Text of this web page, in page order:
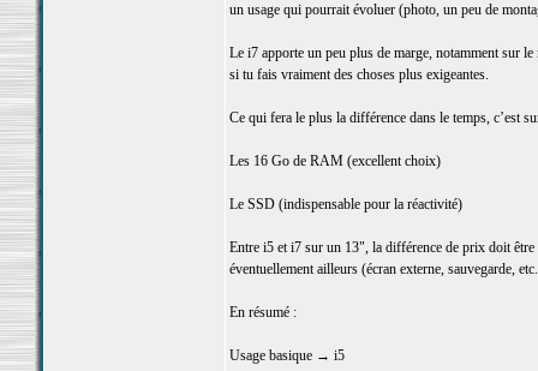
un usage qui pourrait évoluer (photo, un peu de
Le i7 apporte un peu plus de marge, notamment sur
si tu fais vraiment des choses plus exigeantes.
Ce qui fera le plus la différence dans le temps, c’est
Les 16 Go de RAM (excellent choix)
Le SSD (indispensable pour la réactivité)
Entre i5 et i7 sur un 13", la différence de prix doit être
éventuellement ailleurs (écran externe, sauvegarde,
En résumé :
Usage basique → i5